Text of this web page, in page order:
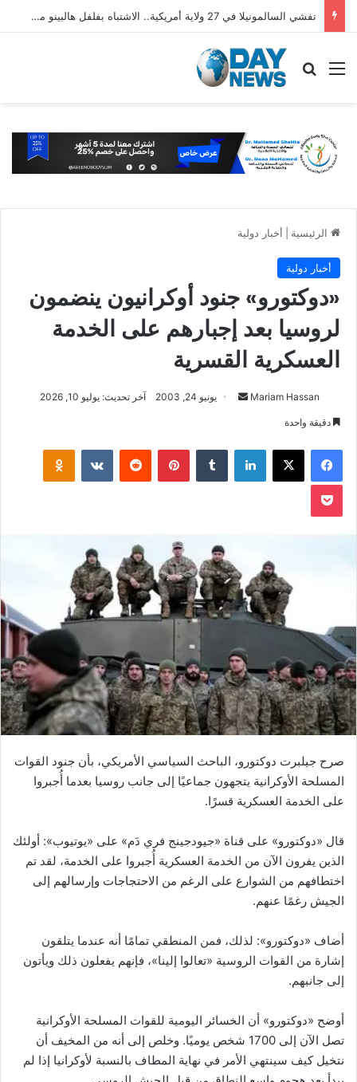
تفشي السالمونيلا في 27 ولاية أمريكية.. الاشتباه بفلفل هالبينو مستورد من المكسيك
القائمة بحث عن
الرئيسية أخبار دولية
أخبار دولية
«دوكتورو» جنود أوكرانيون ينضمون
لروسيا بعد إجبارهم على الخدمة
العسكرية القسرية
Mariam Hassan
أرسل يونيو 24, 2003 آخر تحديث: يوليو 10, 2026
دقيقة واحدة
فيسبوك ‫X لينكدإن بينتيريست
‫Pocket
صرح جيلبرت دوكتورو، الباحث السياسي الأمريكي، بأن جنود القوات
المسلحة الأوكرانية يتجهون جماعيًا إلى جانب روسيا بعدما أُجبروا
على الخدمة العسكرية قسرًا.
قال «دوكتورو» على قناة «جيودجينج فري دَم» على «يوتيوب»: أولئك
الذين يفرون الآن من الخدمة العسكرية أُجبروا على الخدمة، لقد تم
اختطافهم من الشوارع على الرغم من الاحتجاجات وإرسالهم إلى
الجيش رغمًا عنهم.
أضاف «دوكتورو»: لذلك، فمن المنطقي تمامًا أنه عندما يتلقون
إشارة من القوات الروسية «تعالوا إلينا»، فإنهم يفعلون ذلك ويأتون
إلى جانبهم.
أوضح «دوكتورو» أن الخسائر اليومية للقوات المسلحة الأوكرانية
تصل الآن إلى 1700 شخص يوميًا. وخلص إلى أنه من المخيف أن
نتخيل كيف سينتهي الأمر في نهاية المطاف بالنسبة لأوكرانيا إذا لم